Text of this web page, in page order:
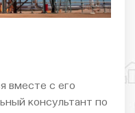
вместе с его
консультант по